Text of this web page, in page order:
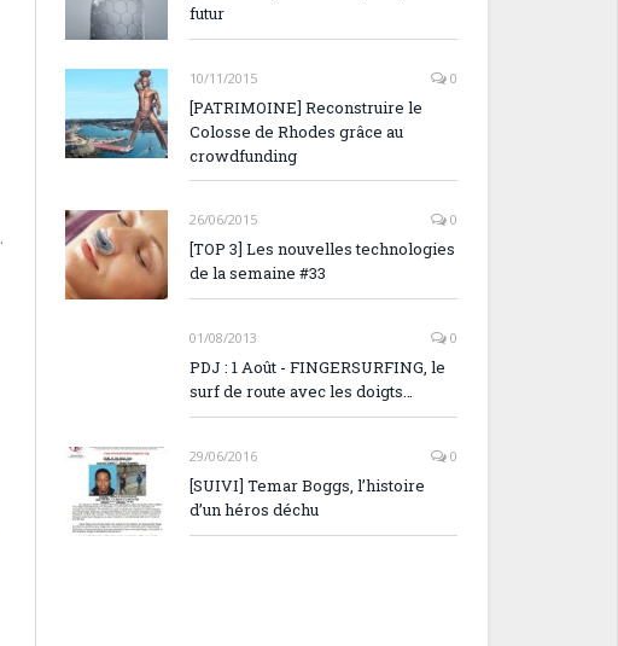
.
futur
10/11/2015 0
[PATRIMOINE] Reconstruire le
Colosse de Rhodes grâce au
crowdfunding
26/06/2015 0
[TOP 3] Les nouvelles technologies
de la semaine #33
01/08/2013 0
PDJ : 1 Août - FINGERSURFING, le
surf de route avec les doigts…
29/06/2016 0
[SUIVI] Temar Boggs, l’histoire
d’un héros déchu